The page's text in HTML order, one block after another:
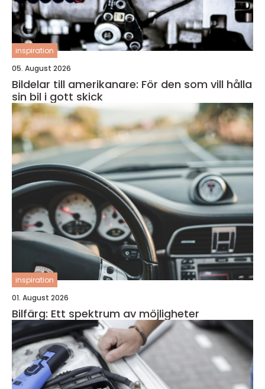
inspiration
05. August 2026
Bildelar till amerikanare: För den som vill hålla
sin bil i gott skick
inspiration
01. August 2026
Bilfärg: Ett spektrum av möjligheter